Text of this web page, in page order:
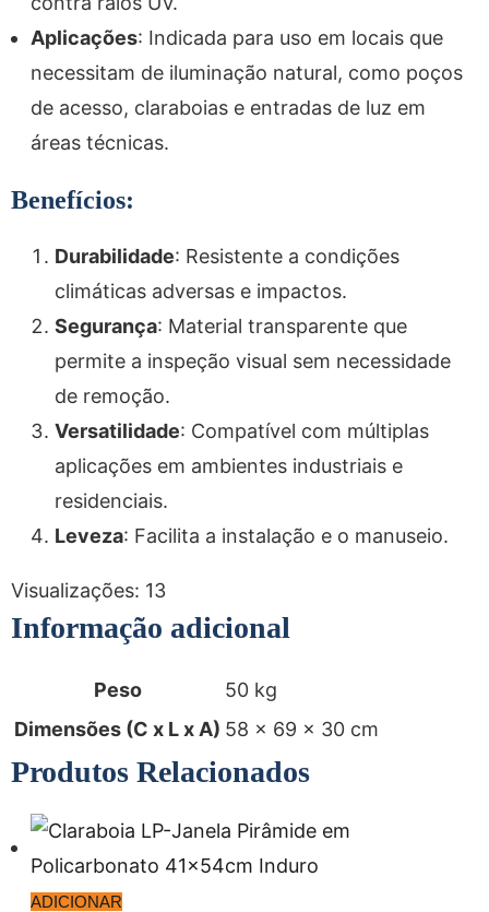
Aplicações: Indicada para uso em locais que
necessitam de iluminação natural, como poços
de acesso, claraboias e entradas de luz em
áreas técnicas.
Benefícios:
Durabilidade: Resistente a condições
climáticas adversas e impactos.
Segurança: Material transparente que
permite a inspeção visual sem necessidade
de remoção.
Versatilidade: Compatível com múltiplas
aplicações em ambientes industriais e
residenciais.
Leveza: Facilita a instalação e o manuseio.
Visualizações: 13
Informação adicional
Peso
50 kg
Dimensões (C x L x A) 58 × 69 × 30 cm
Produtos Relacionados
ADICIONAR